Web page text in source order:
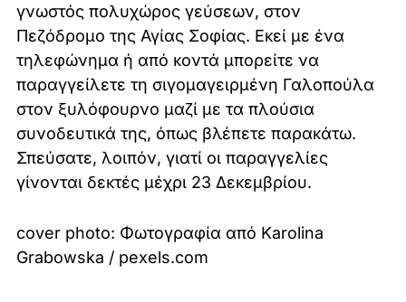
γνωστός πολυχώρος γεύσεων, στον
Πεζόδρομο της Αγίας Σοφίας. Εκεί με ένα
τηλεφώνημα ή από κοντά μπορείτε να
παραγγείλετε τη σιγομαγειρμένη Γαλοπούλα
στον ξυλόφουρνο μαζί με τα πλούσια
συνοδευτικά της, όπως βλέπετε παρακάτω.
Σπεύσατε, λοιπόν, γιατί οι παραγγελίες
γίνονται δεκτές μέχρι 23 Δεκεμβρίου.
cover photo: Φωτογραφία από Karolina
Grabowska / pexels.com